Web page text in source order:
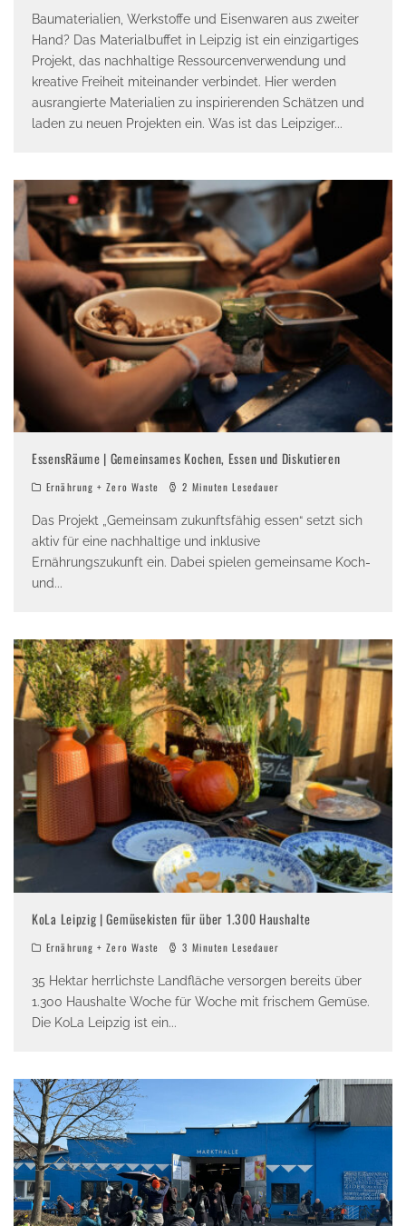
Baumaterialien, Werkstoffe und Eisenwaren aus zweiter
Hand? Das Materialbuffet in Leipzig ist ein einzigartiges
Projekt, das nachhaltige Ressourcenverwendung und
kreative Freiheit miteinander verbindet. Hier werden
ausrangierte Materialien zu inspirierenden Schätzen und
laden zu neuen Projekten ein. Was ist das Leipziger...
EssensRäume | Gemeinsames Kochen, Essen und Diskutieren
Ernährung + Zero Waste 2 Minuten Lesedauer
Das Projekt „Gemeinsam zukunftsfähig essen“ setzt sich
aktiv für eine nachhaltige und inklusive
Ernährungszukunft ein. Dabei spielen gemeinsame Koch-
und...
KoLa Leipzig | Gemüsekisten für über 1.300 Haushalte
Ernährung + Zero Waste 3 Minuten Lesedauer
35 Hektar herrlichste Landfläche versorgen bereits über
1.300 Haushalte Woche für Woche mit frischem Gemüse.
Die KoLa Leipzig ist ein...